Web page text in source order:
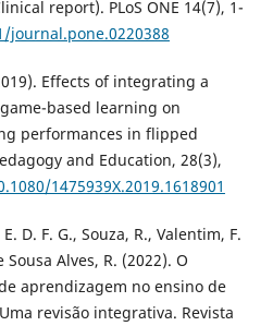
report). PLoS ONE 14(7), 1-
Effects of integrating a
based learning on
performances in flipped
and Education, 28(3),
1475939X.2019.1618901
D. F. G., Souza, R., Valentim, F.
Alves, R. (2022). O
aprendizagem no ensino de
revisão integrativa. Revista